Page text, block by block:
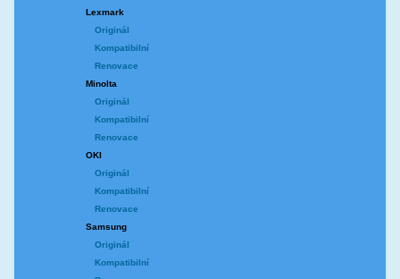
Lexmark
Originál
Kompatibilní
Renovace
Minolta
Originál
Kompatibilní
Renovace
OKI
Originál
Kompatibilní
Renovace
Samsung
Originál
Kompatibilní